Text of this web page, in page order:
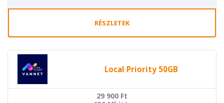
RÉSZLETEK
Local Priority 50GB
29 900 Ft